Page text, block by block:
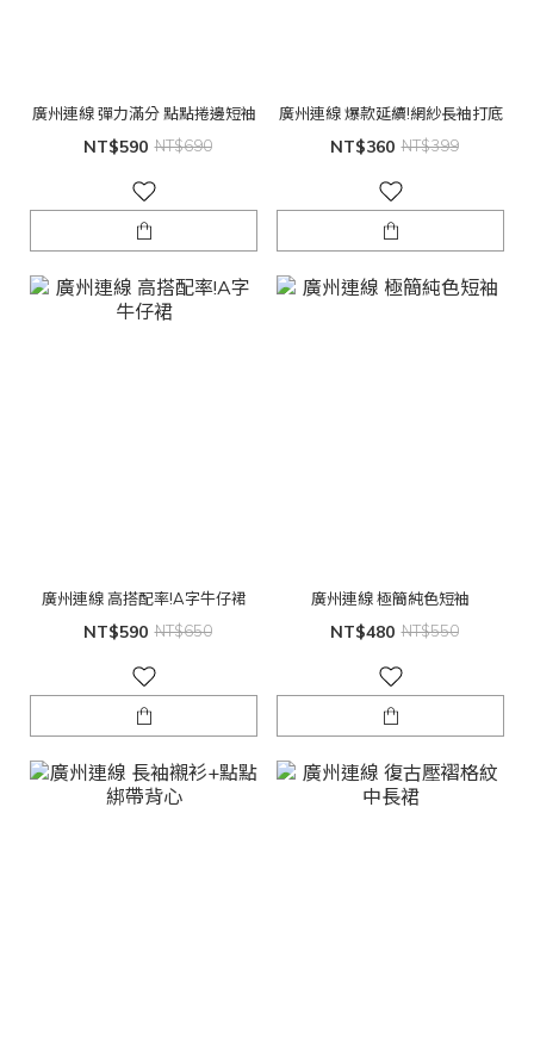
廣州連線 彈力滿分 點點捲邊短袖
NT$590 NT$690
廣州連線 爆款延續!網紗長袖打底
NT$360 NT$399
廣州連線 高搭配率!A字牛仔裙
NT$590 NT$650
廣州連線 極簡純色短袖
NT$480 NT$550